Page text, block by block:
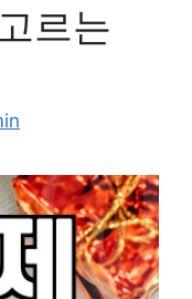
르는